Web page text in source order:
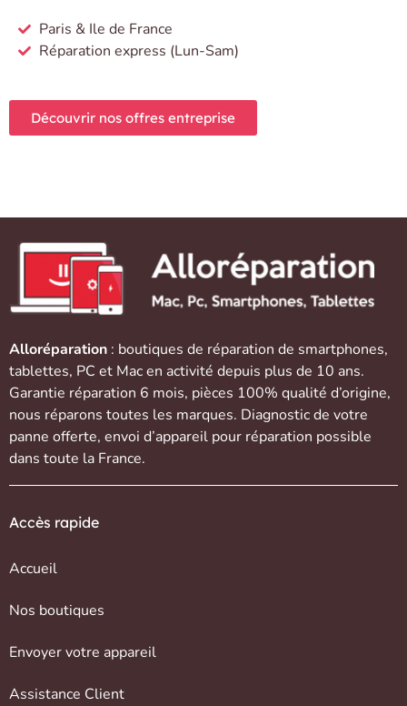
Paris & Ile de France
Réparation express (Lun-Sam)
Découvrir nos offres entreprise
Alloréparation : boutiques de réparation de smartphones,
tablettes, PC et Macen activité depuis plus de 10 ans.
Garantie réparation 6 mois, pièces 100% qualité d’origine,
nous réparons toutes les marques. Diagnostic de votre
panne offerte, envoi d’appareil pour réparation possible
dans toute la France.
Accès rapide
Accueil
Nos boutiques
Envoyer votre appareil
Assistance Client